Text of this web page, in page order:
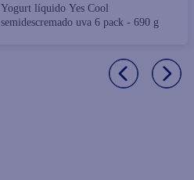
Yogurt líquido Yes Cool
semidescremado uva 6 pack - 690 g